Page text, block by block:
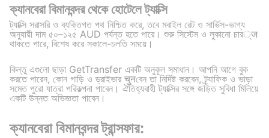
ক্যানবেরা বিমানবন্দর থেকে হোটেলে ট্যাক্সি
ট্যাক্সি সরাসরি ও ব্যক্তিগত পথ নিশ্চিত করে, তবে মবাইল রেট ও সার্ভিস-ভাগ্য
অনুযায়ী দাম ৫০–১২৫ AUD পর্যন্ত হতে পারে। শুরু সিস্টেম ও লুকানো চার्ज
থাকতে পারে, বিশেষ করে সকালে-চলতি সময়ে।
কিন্তু এগুলো ছাড়া GetTransfer একটি অনুকূল সমাধান। আপনি আগে বুক
করতে পারেন, কোন গাড়ি ও ড্রাইভার चुनবেন তা নির্দিষ্ট করবেন, ট্র্যাফিক ও ভাড়া
সমেত পুরো যাত্রা পরিকল্পনা পাবেন। ঐতিহ্যবাহী ট্যাক্সির সঙ্গে জড়িত সুবিধা মিলিয়ে
একটি উন্নত অভিজ্ঞতা পাবেন।
ক্যানবেরা বিমানবন্দর ট্রান্সফার: